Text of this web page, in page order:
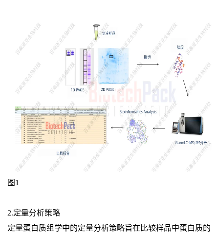
图1
2.定量分析策略
定量蛋白质组学中的定量分析策略旨在比较样品中蛋白质的